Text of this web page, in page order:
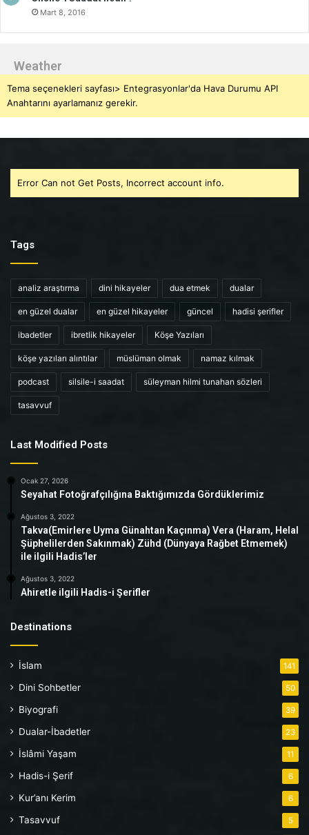
Mart 8, 2016
Weather
Tema seçenekleri sayfası> Entegrasyonlar'da Hava Durumu API
Anahtarını ayarlamanız gerekir.
Error Can not Get Posts, Incorrect account info.
Tags
analiz araştırma dini hikayeler dua etmek dualar
en güzel dualar en güzel hikayeler güncel hadisi şerifler
ibadetler ibretlik hikayeler Köşe Yazıları
köşe yazıları alıntılar müslüman olmak namaz kılmak
podcast silsile-i saadat süleyman hilmi tunahan sözleri
tasavvuf
Last Modified Posts
Ocak 27, 2026
Seyahat Fotoğrafçılığına Baktığımızda Gördüklerimiz
Ağustos 3, 2022
Takva(Emirlere Uyma Günahtan Kaçınma) Vera (Haram, Helal
Şüphelilerden Sakınmak) Zühd (Dünyaya Rağbet Etmemek)
ile ilgili Hadis’ler
Ağustos 3, 2022
Ahiretle ilgili Hadis-i Şerifler
Destinations
İslam 141
Dini Sohbetler 50
Biyografi 39
Dualar-İbadetler 23
İslâmi Yaşam 11
Hadis-i Şerif 6
Kur’anı Kerim 6
Tasavvuf 5